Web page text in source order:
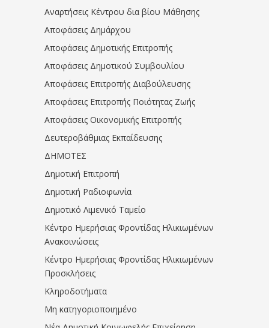
Αναρτήσεις Κέντρου δια βίου Μάθησης
Αποφάσεις Δημάρχου
Αποφάσεις Δημοτικής Επιτροπής
Αποφάσεις Δημοτικού Συμβουλίου
Αποφάσεις Επιτροπής Διαβούλευσης
Αποφάσεις Επιτροπής Ποιότητας Ζωής
Αποφάσεις Οικονομικής Επιτροπής
Δευτεροβάθμιας Εκπαίδευσης
ΔΗΜΟΤΕΣ
Δημοτική Επιτροπή
Δημοτική Ραδιοφωνία
Δημοτικό Λιμενικό Ταμείο
Κέντρο Ημερήσιας Φροντίδας Ηλικιωμένων
Ανακοινώσεις
Κέντρο Ημερήσιας Φροντίδας Ηλικιωμένων
Προσκλήσεις
Κληροδοτήματα
Μη κατηγοριοποιημένο